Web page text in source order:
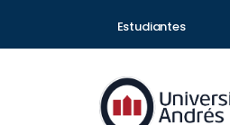
Estudiantes